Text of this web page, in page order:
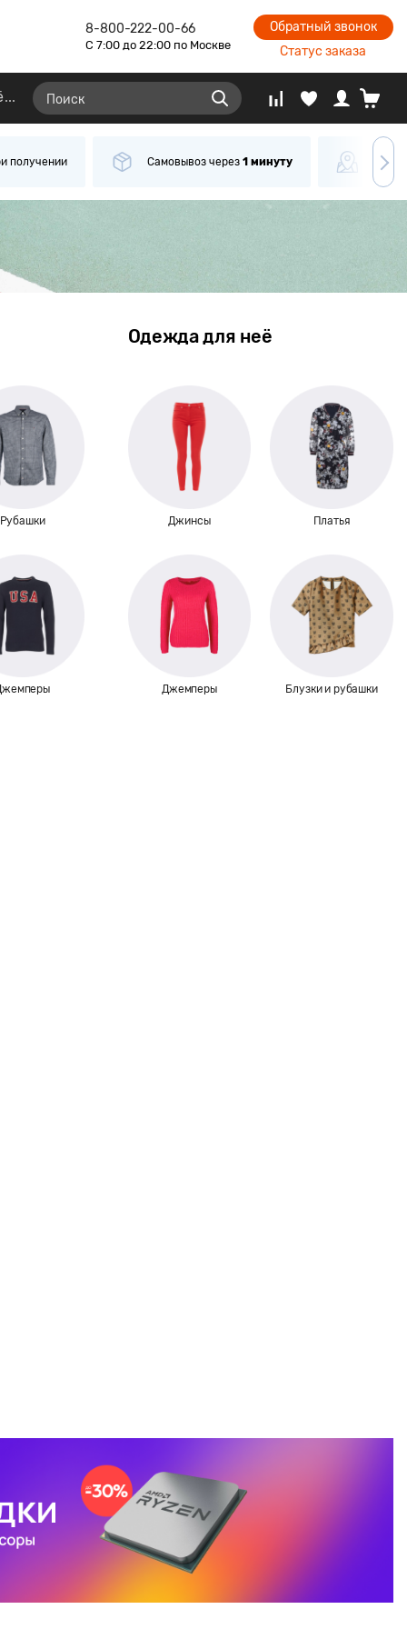
8-800-222-00-66
С 7:00 до 22:00 по Москве
Обратный звонок
Статус заказа
1 минуту Более62 000пунктоввыдачи
Рубашки
Одежда для неё
Джинсы Платья
Джемперы Блузки и рубашки